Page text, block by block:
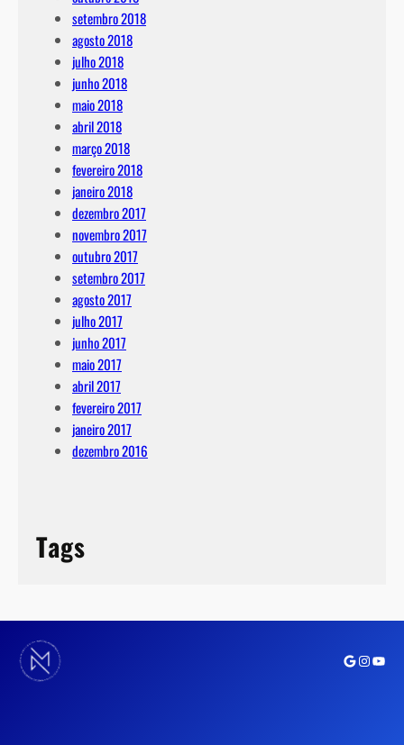
setembro 2018
agosto 2018
julho 2018
junho 2018
maio 2018
abril 2018
março 2018
fevereiro 2018
janeiro 2018
dezembro 2017
novembro 2017
outubro 2017
setembro 2017
agosto 2017
julho 2017
junho 2017
maio 2017
abril 2017
fevereiro 2017
janeiro 2017
dezembro 2016
Tags
Google